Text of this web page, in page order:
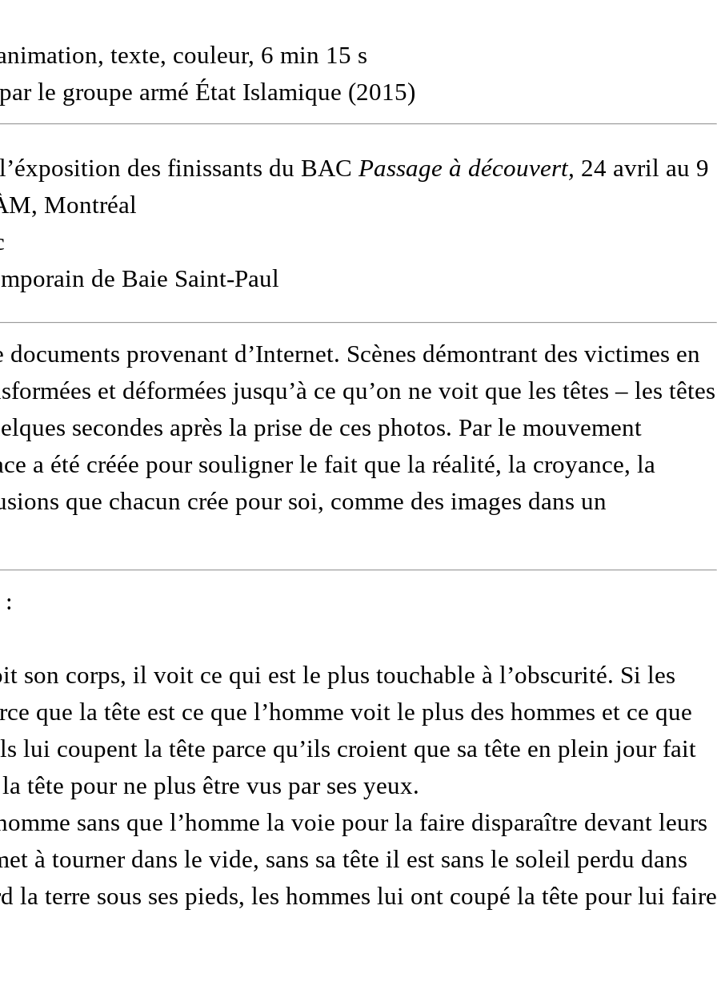
texte, couleur, 6 min 15 s
le groupe armé État Islamique (2015)
des finissants du BAC Passage à découvert, 24 avril au 9
Montréal
de Baie Saint-Paul
provenant d’Internet. Scènes démontrant des victimes en
et déformées jusqu’à ce qu’on ne voit que les têtes – les têtes
secondes après la prise de ces photos. Par le mouvement
a été créée pour souligner le fait que la réalité, la croyance, la
que chacun crée pour soi, comme des images dans un
son corps, il voit ce qui est le plus touchable à l’obscurité. Si les
que la tête est ce que l’homme voit le plus des hommes et ce que
lui coupent la tête parce qu’ils croient que sa tête en plein jour fait
tête pour ne plus être vus par ses yeux.
sans que l’homme la voie pour la faire disparaître devant leurs
à tourner dans le vide, sans sa tête il est sans le soleil perdu dans
la terre sous ses pieds, les hommes lui ont coupé la tête pour lui faire